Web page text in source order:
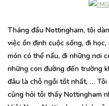
Tháng đầu Nottingham, tôi
việc ổn định cuộc sống, đi
món có thể nấu, đi những nơi
những con đường đến trường
đâu là chỗ ngồi tốt nhất, …
cũng hỏi tôi thấy Nottingham